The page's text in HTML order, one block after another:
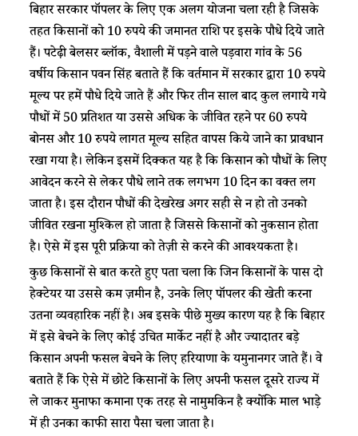
बिहार सरकार पॉपलर के लिए एक अलग योजना चला रही है जिसके
तहत किसानों को 10 रुपये की जमानत राशि पर इसके पौधे दिये जाते
हैं। पटेढ़ी बेलसर ब्लॉक, वैशाली में पड़ने वाले पड़वारा गांव के 56
वर्षीय किसान पवन सिंह बताते हैं कि वर्तमान में सरकार द्वारा 10 रुपये
मूल्य पर हमें पौधे दिये जाते हैं और फिर तीन साल बाद कुल लगाये गये
पौधों में 50 प्रतिशत या उससे अधिक के जीवित रहने पर 60 रुपये
बोनस और 10 रुपये लागत मूल्य सहित वापस किये जाने का प्रावधान
रखा गया है। लेकिन इसमें दिक्कत यह है कि किसान को पौधों के लिए
आवेदन करने से लेकर पौधे लाने तक लगभग 10 दिन का वक्त लग
जाता है। इस दौरान पौधों की देखरेख अगर सही से न हो तो उनको
जीवित रखना मुश्किल हो जाता है जिससे किसानों को नुकसान होता
है। ऐसे में इस पूरी प्रक्रिया को तेज़ी से करने की आवश्यकता है।
कुछ किसानों से बात करते हुए पता चला कि जिन किसानों के पास दो
हेक्टेयर या उससे कम ज़मीन है, उनके लिए पॉपलर की खेती करना
उतना व्यवहारिक नहीं है। अब इसके पीछे मुख्य कारण यह है कि बिहार
में इसे बेचने के लिए कोई उचित मार्केट नहीं है और ज्यादातर बड़े
किसान अपनी फसल बेचने के लिए हरियाणा के यमुनानगर जाते हैं। वे
बताते हैं कि ऐसे में छोटे किसानों के लिए अपनी फसल दूसरे राज्य में
ले जाकर मुनाफा कमाना एक तरह से नामुमकिन है क्योंकि माल भाड़े
में ही उनका काफी सारा पैसा चला जाता है।